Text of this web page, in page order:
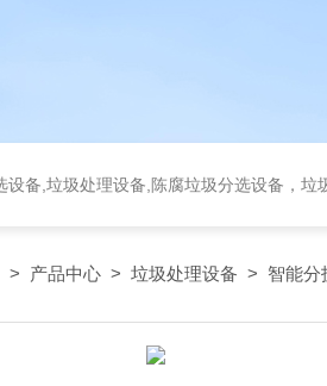
设备,垃圾处理设备,陈腐垃圾分选设备，垃
> 产品中心 > 垃圾处理设备 > 智能分